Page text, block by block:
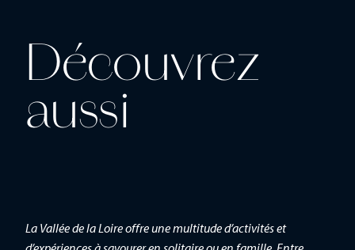
Découvrez
aussi
La Vallée de la Loire offre une multitude d’activités et